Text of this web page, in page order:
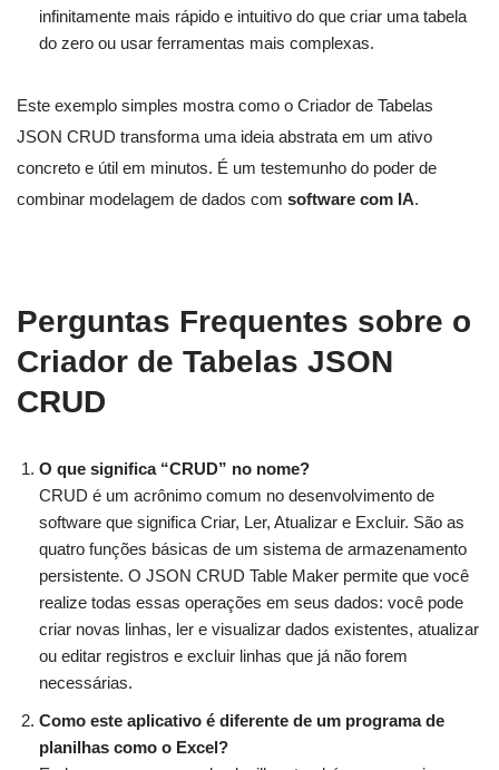
infinitamente mais rápido e intuitivo do que criar uma tabela
do zero ou usar ferramentas mais complexas.
Este exemplo simples mostra como o Criador de Tabelas
JSON CRUD transforma uma ideia abstrata em um ativo
concreto e útil em minutos. É um testemunho do poder de
combinar modelagem de dados com software com IA.
Perguntas Frequentes sobre o
Criador de Tabelas JSON
CRUD
O que significa “CRUD” no nome?
CRUD é um acrônimo comum no desenvolvimento de
software que significa Criar, Ler, Atualizar e Excluir. São as
quatro funções básicas de um sistema de armazenamento
persistente. O JSON CRUD Table Maker permite que você
realize todas essas operações em seus dados: você pode
criar novas linhas, ler e visualizar dados existentes, atualizar
ou editar registros e excluir linhas que já não forem
necessárias.
Como este aplicativo é diferente de um programa de
planilhas como o Excel?